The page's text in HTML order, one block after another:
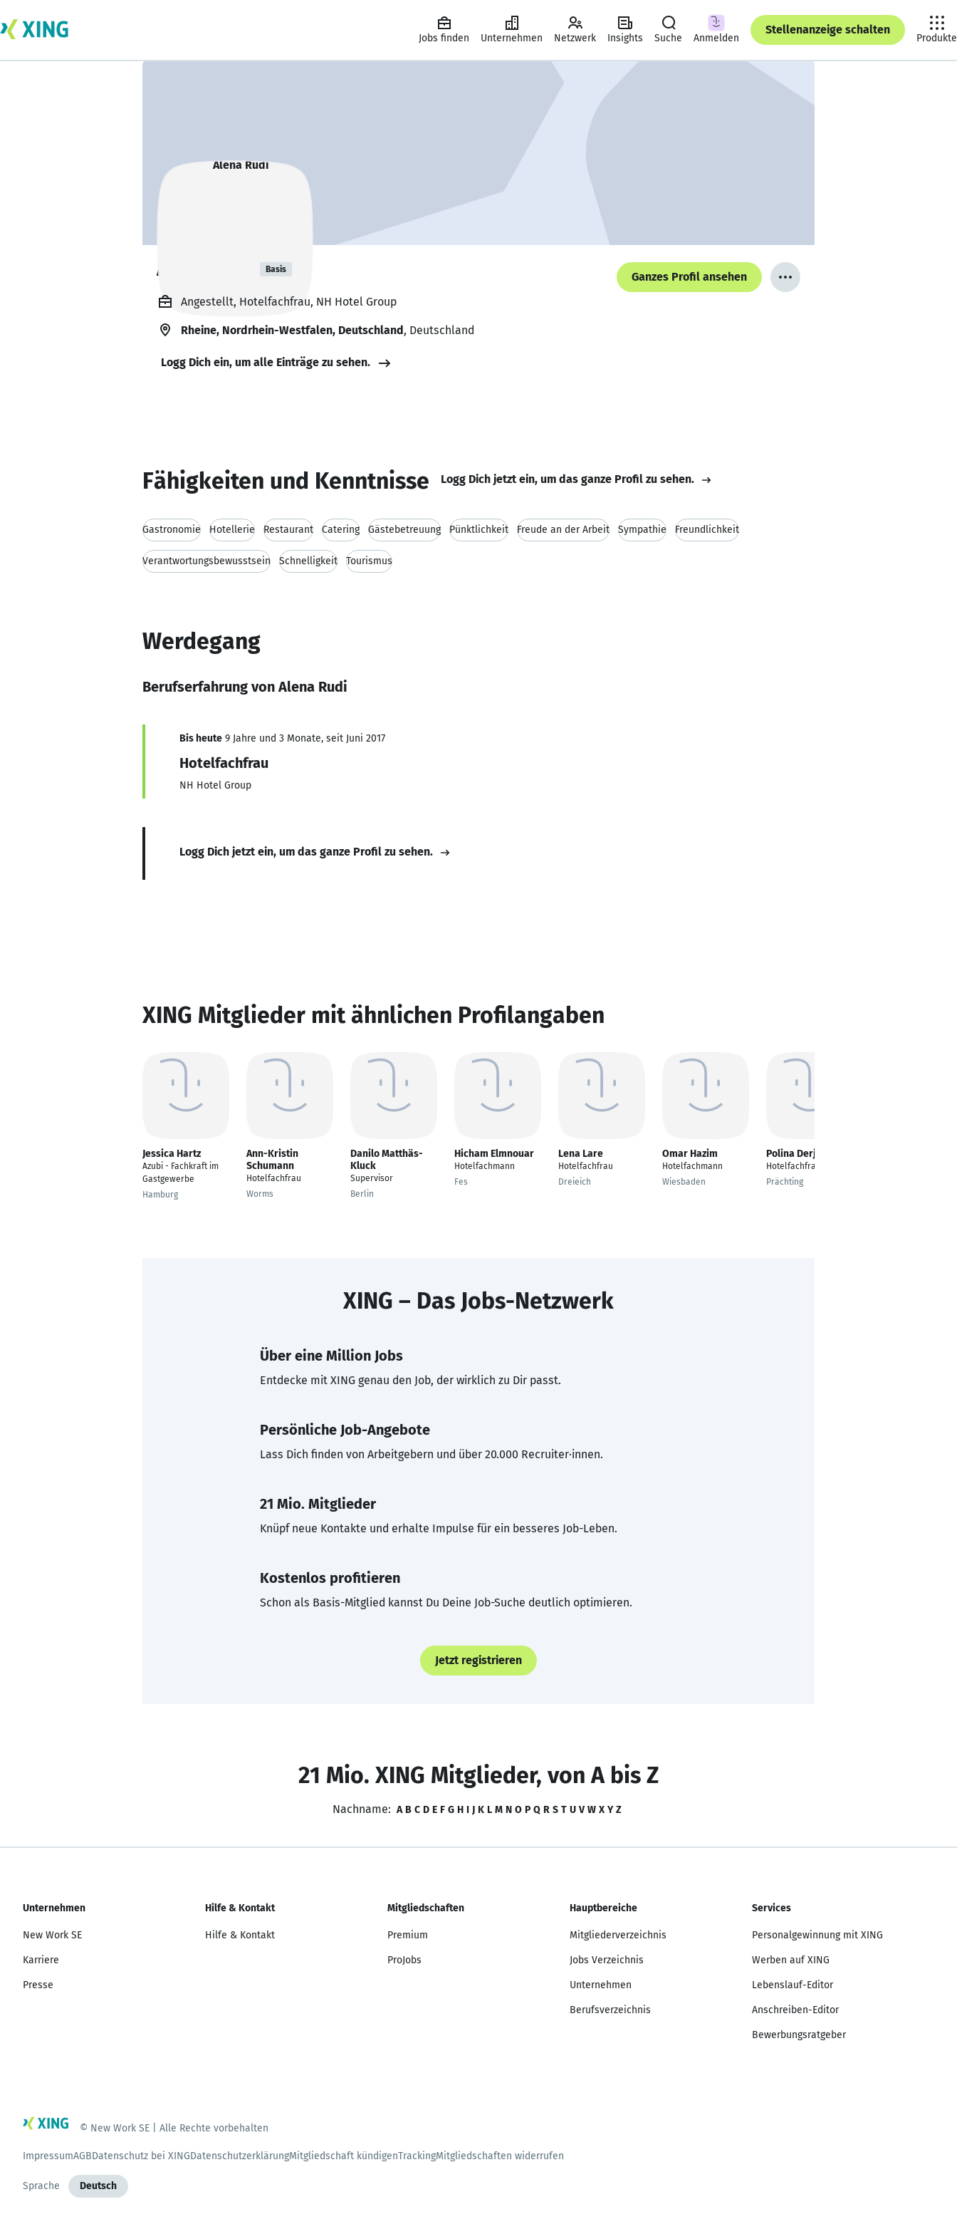
Jobs finden Unternehmen Netzwerk Insights Suche Anmelden
Stellenanzeige schalten
Produkte
Alena Rudi Basis
Ganzes Profil ansehen
Angestellt, Hotelfachfrau, NH Hotel Group
Rheine, Nordrhein-Westfalen, Deutschland, Deutschland
Logg Dich ein, um alle Einträge zu sehen.
Fähigkeiten und Kenntnisse Logg Dich jetzt ein, um das ganze Profil zu sehen.
Gastronomie Hotellerie Restaurant Catering Gästebetreuung Pünktlichkeit Freude an der Arbeit Sympathie Freundlichkeit
Verantwortungsbewusstsein Schnelligkeit Tourismus
Werdegang
Berufserfahrung von Alena Rudi
Bis heute 9 Jahre und 3 Monate, seit Juni 2017
Hotelfachfrau
NH Hotel Group
Logg Dich jetzt ein, um das ganze Profil zu sehen.
XING Mitglieder mit ähnlichen Profilangaben
Jessica Hartz
Azubi - Fachkraft im
Gastgewerbe
Hamburg
Ann-Kristin
Schumann
Hotelfachfrau
Worms
Danilo Matthäs-
Kluck
Supervisor
Berlin
Hicham Elmnouar
Hotelfachmann
Fes
Lena Lare
Hotelfachfrau
Dreieich
Omar Hazim
Hotelfachmann
Wiesbaden
Polina Derjagin
Hotelfachfrau
Prächting
XING – Das Jobs-Netzwerk
Über eine Million Jobs
Entdecke mit XING genau den Job, der wirklich zu Dir passt.
Persönliche Job-Angebote
Lass Dich finden von Arbeitgebern und über 20.000 Recruiter·innen.
21 Mio. Mitglieder
Knüpf neue Kontakte und erhalte Impulse für ein besseres Job-Leben.
Kostenlos profitieren
Schon als Basis-Mitglied kannst Du Deine Job-Suche deutlich optimieren.
Jetzt registrieren
21 Mio. XING Mitglieder, von A bis Z
Nachname: A B C D E F G H I J K L M N O P Q R S T U V W X Y Z
Unternehmen
New Work SE
Karriere
Presse
Hilfe & Kontakt
Hilfe & Kontakt
Mitgliedschaften
Premium
ProJobs
Hauptbereiche
Mitgliederverzeichnis
Jobs Verzeichnis
Unternehmen
Berufsverzeichnis
Services
Personalgewinnung mit XING
Werben auf XING
Lebenslauf-Editor
Anschreiben-Editor
Bewerbungsratgeber
© New Work SE | Alle Rechte vorbehalten
ImpressumAGBDatenschutz bei XINGDatenschutzerklärungMitgliedschaft kündigenTrackingMitgliedschaften widerrufen
Sprache Deutsch